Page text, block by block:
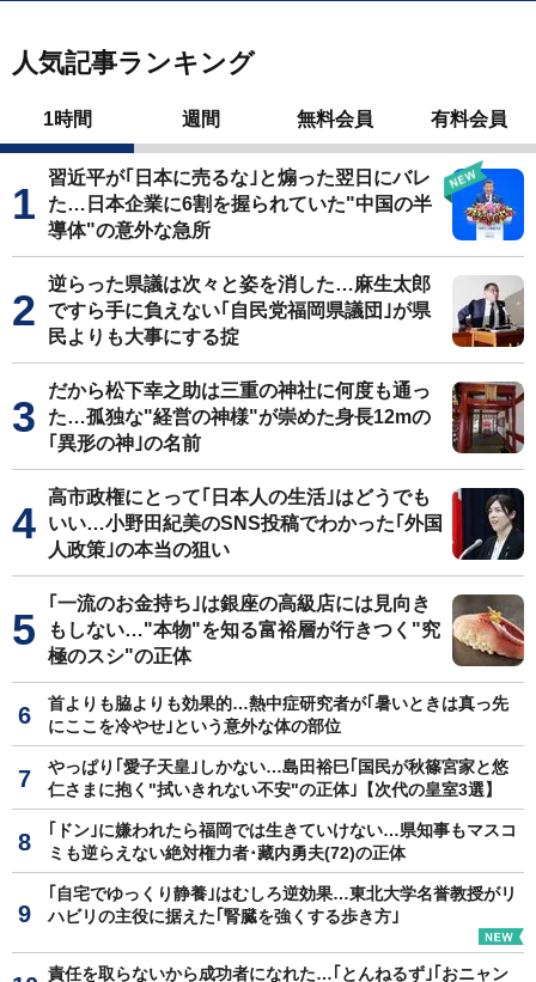
人気記事ランキング
1時間 週間 無料会員 有料会員
習近平が｢日本に売るな｣と煽った翌日にバレ
た…日本企業に6割を握られていた"中国の半
導体"の意外な急所
逆らった県議は次々と姿を消した…麻生太郎
ですら手に負えない｢自民党福岡県議団｣が県
民よりも大事にする掟
だから松下幸之助は三重の神社に何度も通っ
た…孤独な"経営の神様"が崇めた身長12mの
｢異形の神｣の名前
高市政権にとって｢日本人の生活｣はどうでも
いい…小野田紀美のSNS投稿でわかった｢外国
人政策｣の本当の狙い
｢一流のお金持ち｣は銀座の高級店には見向き
もしない…"本物"を知る富裕層が行きつく"究
極のスシ"の正体
首よりも脇よりも効果的…熱中症研究者が｢暑いときは真っ先
にここを冷やせ｣という意外な体の部位
やっぱり｢愛子天皇｣しかない…島田裕巳｢国民が秋篠宮家と悠
仁さまに抱く"拭いきれない不安"の正体｣【次代の皇室3選】
｢ドン｣に嫌われたら福岡では生きていけない…県知事もマスコ
ミも逆らえない絶対権力者･藏内勇夫(72)の正体
｢自宅でゆっくり静養｣はむしろ逆効果…東北大学名誉教授がリ
ハビリの主役に据えた｢腎臓を強くする歩き方｣
責任を取らないから成功者になれた…｢とんねるず｣｢おニャン